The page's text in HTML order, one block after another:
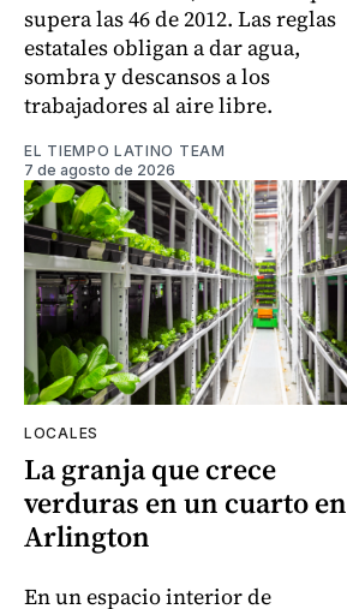
supera las 46 de 2012. Las reglas
estatales obligan a dar agua,
sombra y descansos a los
trabajadores al aire libre.
EL TIEMPO LATINO TEAM
7 de agosto de 2026
LOCALES
La granja que crece
verduras en un cuarto en
Arlington
En un espacio interior de